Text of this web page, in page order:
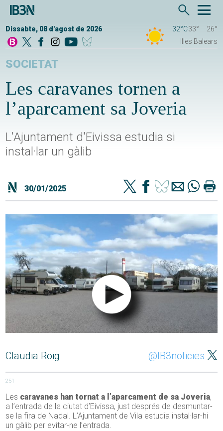
Dissabte, 08 d'agost de 2026 32°C33°
26°
Illes Balears
SOCIETAT
Les caravanes tornen a
l’aparcament sa Joveria
L'Ajuntament d'Eivissa estudia si
instal·lar un gàlib
30/01/2025
Claudia Roig @IB3noticies
251
Les caravanes han tornat a l’aparcament de sa Joveria,
a l’entrada de la ciutat d’Eivissa, just després de desmuntar-
se la fira de Nadal. L’Ajuntament de Vila estudia instal·lar-hi
un gàlib per evitar-ne l’entrada.